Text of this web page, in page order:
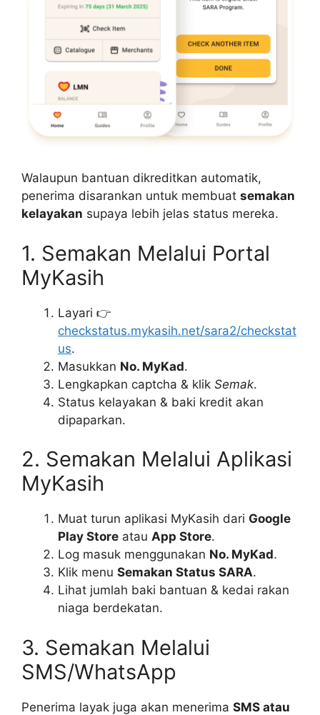
Walaupun bantuan dikreditkan automatik,
penerima disarankan untuk membuat semakan
kelayakan supaya lebih jelas status mereka.
1. Semakan Melalui Portal
MyKasih
Layari 👉
checkstatus.mykasih.net/sara2/checkstat
us.
Masukkan No. MyKad.
Lengkapkan captcha & klik Semak.
Status kelayakan & baki kredit akan
dipaparkan.
2. Semakan Melalui Aplikasi
MyKasih
Muat turun aplikasi MyKasih dari Google
Play Store atau App Store.
Log masuk menggunakan No. MyKad.
Klik menu Semakan Status SARA.
Lihat jumlah baki bantuan & kedai rakan
niaga berdekatan.
3. Semakan Melalui
SMS/WhatsApp
Penerima layak juga akan menerima SMS atau